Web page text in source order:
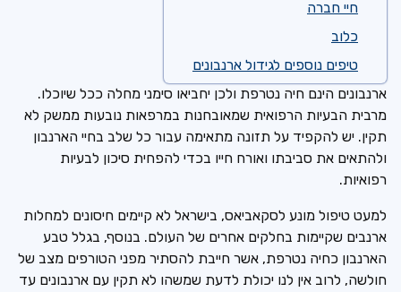
חיי חברה
כלוב
טיפים נוספים לגידול ארנבונים
ארנבונים הינם חיה נטרפת ולכן יחביאו סימני מחלה ככל שיוכלו.
מרבית הבעיות הרפואית שמאובחנות במרפאות נובעות ממשק לא
תקין. יש להקפיד על תזונה מתאימה עבור כל שלב בחיי הארנבון
ולהתאים את סביבתו ואורח חייו בכדי להפחית סיכון לבעיות
רפואיות.
למעט טיפול מונע לסקאביאס, בישראל לא קיימים חיסונים למחלות
ארנבים שקיימות בחלקים אחרים של העולם. בנוסף, בגלל טבע
הארנבון כחיה נטרפת, אשר חייבת להסתיר מפני הטורפים מצב של
חולשה, לרוב אין לנו יכולת לדעת שמשהו לא תקין עם ארנבונים עד